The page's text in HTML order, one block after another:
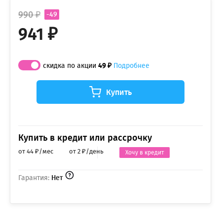
-49
990 ₽
941 ₽
Гарантия: Нет
скидка по акции 49 ₽ Подробнее
Купить
Купить в кредит или рассрочку
от 44 ₽/мес от 2 ₽/день Хочу в кредит